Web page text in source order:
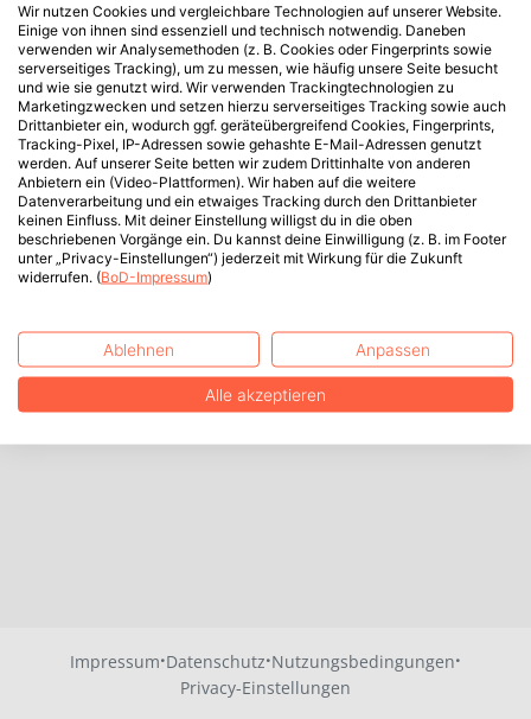
Impressum·Datenschutz·Nutzungsbedingungen·
Privacy-Einstellungen
Wir nutzen Cookies und vergleichbare Technologien auf unserer Website.
Einige von ihnen sind essenziell und technisch notwendig. Daneben
verwenden wir Analysemethoden (z. B. Cookies oder Fingerprints sowie
serverseitiges Tracking), um zu messen, wie häufig unsere Seite besucht
und wie sie genutzt wird. Wir verwenden Trackingtechnologien zu
Marketingzwecken und setzen hierzu serverseitiges Tracking sowie auch
Drittanbieter ein, wodurch ggf. geräteübergreifend Cookies, Fingerprints,
Tracking-Pixel, IP-Adressen sowie gehashte E-Mail-Adressen genutzt
werden. Auf unserer Seite betten wir zudem Drittinhalte von anderen
Anbietern ein (Video-Plattformen). Wir haben auf die weitere
Datenverarbeitung und ein etwaiges Tracking durch den Drittanbieter
keinen Einfluss. Mit deiner Einstellung willigst du in die oben
beschriebenen Vorgänge ein. Du kannst deine Einwilligung (z. B. im Footer
unter „Privacy-Einstellungen“) jederzeit mit Wirkung für die Zukunft
widerrufen. (BoD-Impressum)
Ablehnen Anpassen
Alle akzeptieren